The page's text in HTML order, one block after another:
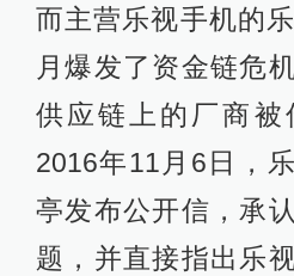
而主营乐视手机的
月爆发了资金链危
供应链上的厂商被
2016年11月6日，
亭发布公开信，承
题，并直接指出乐